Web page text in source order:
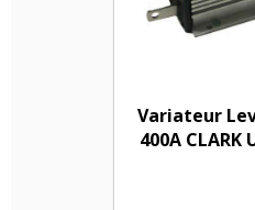
Variateur
400A CLARK